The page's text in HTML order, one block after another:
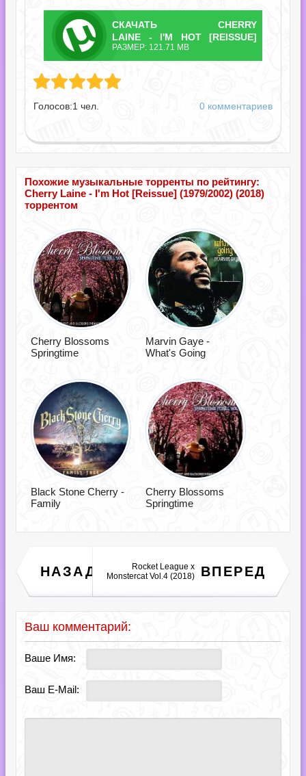
СКАЧАТЬ
ТОРРЕНТ
CHERRY
LAINE - I'M HOT [REISSUE]
(1979/2002).TORRENT
РАЗМЕР: 121.71 MB
I'm Hot [Reissue] (1979/2002).torrent
Голосов:1 чел. 0 комментариев
Похожие музыкальные торренты по рейтингу:
Cherry Laine - I'm Hot [Reissue] (1979/2002) (2018)
торрентом
Cherry Blossoms
Springtime
Marvin Gaye -
What's Going
Black Stone Cherry -
Family
Cherry Blossoms
Springtime
НАЗАД
AB/CD - The Rock'n'Roll
Devil (2018)
ВПЕРЕД
Rocket League x
Monstercat Vol.4 (2018)
Ваш комментарий:
Ваше Имя:
Ваш E-Mail: